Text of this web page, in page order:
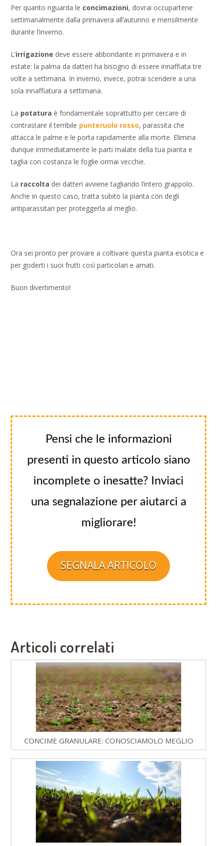
Per quanto riguarda le concimazioni, dovrai occupartene
settimanalmente dalla primavera all’autunno e mensilmente
durante l’inverno.
L’irrigazione deve essere abbondante in primavera e in
estate: la palma da datteri ha bisogno di essere innaffiata tre
volte a settimana. In inverno, invece, potrai scendere a una
sola innaffiatura a settimana.
La potatura è fondamentale soprattutto per cercare di
contrastare il terribile punteruolo rosso, parassita che
attacca le palme e le porta rapidamente alla morte. Elimina
dunque immediatamente le parti malate della tua pianta e
taglia con costanza le foglie ormai vecchie.
La raccolta dei datteri avviene tagliando l’intero grappolo.
Anche in questo caso, tratta subito la pianta con degli
antiparassitari per proteggerla al meglio.
Ora sei pronto per provare a coltivare questa pianta esotica e
per goderti i suoi frutti così particolari e amati.
Buon divertimento!
Pensi che le informazioni
presenti in questo articolo siano
incomplete o inesatte? Inviaci
una segnalazione per aiutarci a
migliorare!
SEGNALA ARTICOLO
Articoli correlati
CONCIME GRANULARE: CONOSCIAMOLO MEGLIO